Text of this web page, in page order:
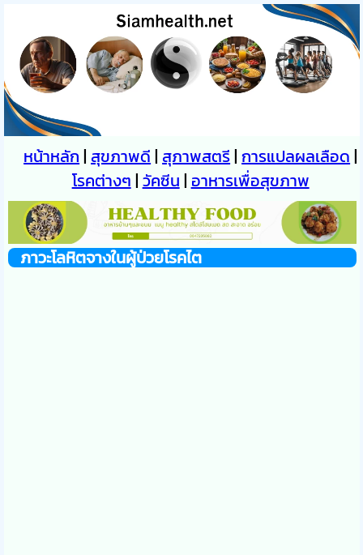
หน้าหลัก | สุขภาพดี | สุภาพสตรี|การแปลผลเลือด |
โรคต่างๆ | วัคซีน | อาหารเพื่อสุขภาพ
ภาวะโลหิตจางในผู้ป่วยโรคไต